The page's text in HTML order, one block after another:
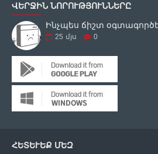
ՎԵՐՋԻՆ ՆՈՐՈՒԹՅՈՒՆՆԵՐԸ
25 մյս 0
ՀԵՏԵՒԵՔ ՄԵԶ